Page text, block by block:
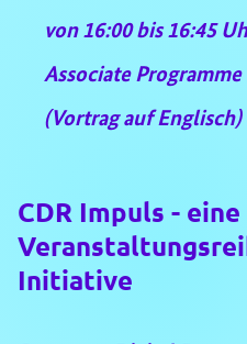
von 16:00 bis 16:45
Associate
(Vortrag auf Englisch)
CDR Impuls - eine
Initiative